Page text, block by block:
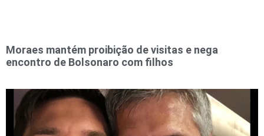
Moraes mantém proibição de visitas e nega
encontro de Bolsonaro com filhos